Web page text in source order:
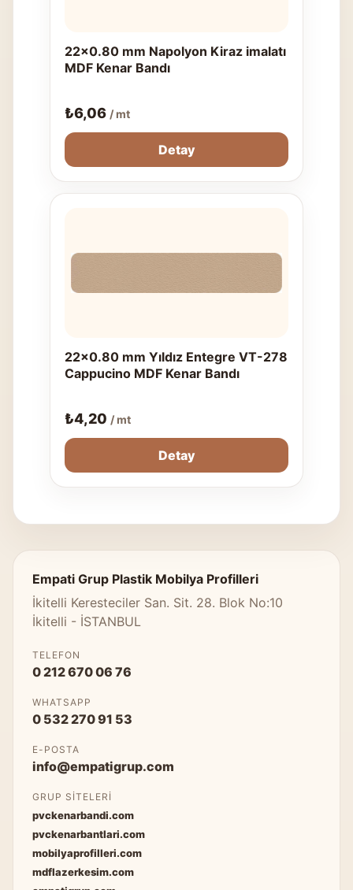
22x0.80 mm Napolyon Kiraz imalatı
MDF Kenar Bandı
₺6,06 / mt
Detay
22x0.80 mm Yıldız Entegre VT-278
Cappucino MDF Kenar Bandı
₺4,20 / mt
Detay
Empati Grup Plastik Mobilya Profilleri
İkitelli Keresteciler San. Sit. 28. Blok No:10
İkitelli - İSTANBUL
TELEFON
0 212 670 06 76
WHATSAPP
0 532 270 91 53
E-POSTA
info@empatigrup.com
GRUP SITELERI
pvckenarbandi.com
pvckenarbantlari.com
mobilyaprofilleri.com
mdflazerkesim.com